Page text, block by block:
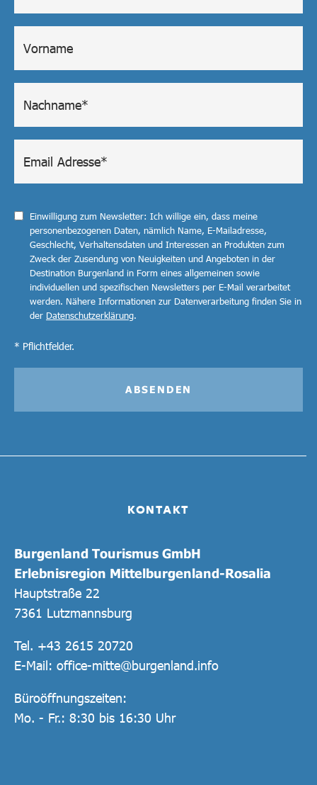
KONTAKT
Burgenland Tourismus GmbH
Erlebnisregion Mittelburgenland-Rosalia
Hauptstraße 22
7361 Lutzmannsburg
Tel. +43 2615 20720
E-Mail: office-mitte@burgenland.info
Büroöffnungszeiten:
Mo. - Fr.: 8:30 bis 16:30 Uhr
Einwilligung zum Newsletter: Ich willige ein, dass meine
personenbezogenen Daten, nämlich Name, E-Mailadresse,
Geschlecht, Verhaltensdaten und Interessen an Produkten zum
Zweck der Zusendung von Neuigkeiten und Angeboten in der
Destination Burgenland in Form eines allgemeinen sowie
individuellen und spezifischen Newsletters per E-Mail verarbeitet
werden. Nähere Informationen zur Datenverarbeitung finden Sie in
der Datenschutzerklärung.
* Pflichtfelder.
ABSENDEN